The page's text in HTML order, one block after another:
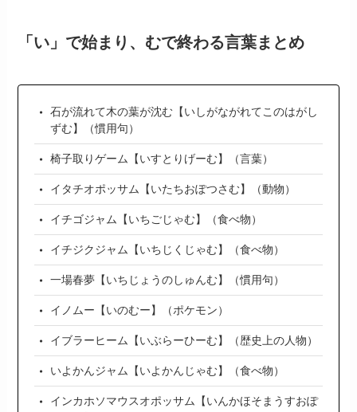
「い」で始まり、むで終わる言葉まとめ
石が流れて木の葉が沈む【いしがながれてこのはがし
ずむ】（慣用句）
椅子取りゲーム【いすとりげーむ】（言葉）
イタチオポッサム【いたちおぽつさむ】（動物）
イチゴジャム【いちごじゃむ】（食べ物）
イチジクジャム【いちじくじゃむ】（食べ物）
一場春夢【いちじょうのしゅんむ】（慣用句）
イノムー【いのむー】（ポケモン）
イブラーヒーム【いぶらーひーむ】（歴史上の人物）
いよかんジャム【いよかんじゃむ】（食べ物）
インカホソマウスオポッサム【いんかほそまうすおぽ